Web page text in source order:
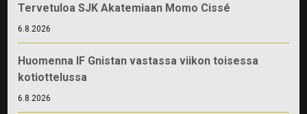
Tervetuloa SJK Akatemiaan Momo Cissé
6.8.2026
Huomenna IF Gnistan vastassa viikon toisessa
kotiottelussa
6.8.2026